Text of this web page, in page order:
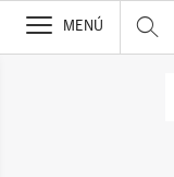
>
MENÚ